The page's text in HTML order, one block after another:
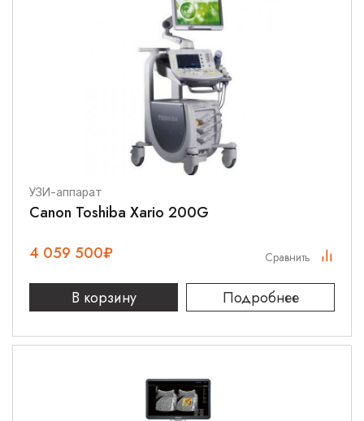
УЗИ-аппарат
Canon Toshiba Xario 200G
4 059 500₽
В корзину Подробнее
Сравнить